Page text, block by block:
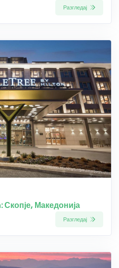
Разгледај
Македонија
Разгледај